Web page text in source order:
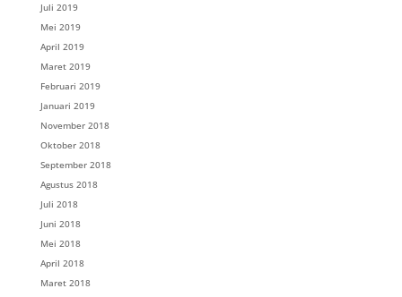
Juli 2019
Mei 2019
April 2019
Maret 2019
Februari 2019
Januari 2019
November 2018
Oktober 2018
September 2018
Agustus 2018
Juli 2018
Juni 2018
Mei 2018
April 2018
Maret 2018